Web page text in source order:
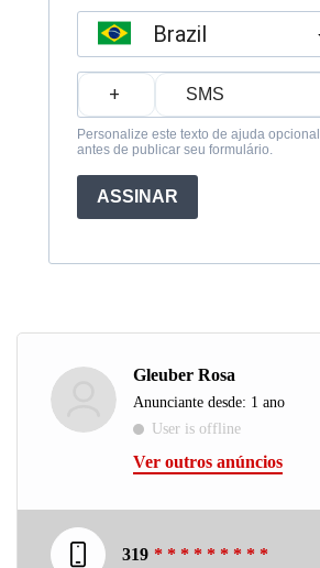
Brazil
Personalize este texto de ajuda opcional
antes de publicar seu formulário.
ASSINAR
Gleuber Rosa
Anunciante desde: 1 ano
User is offline
Ver outros anúncios
319 * * * * * * * * *